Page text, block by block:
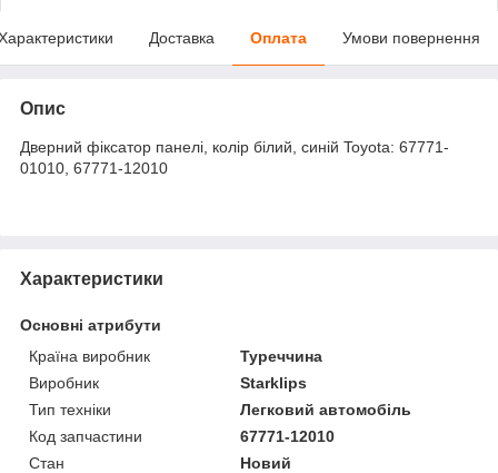
Доставка Оплата Умови повернення
Опис
Дверний фіксатор панелі, колір білий, синій Toyota: 67771-
01010, 67771-12010
Характеристики
Основні атрибути
Країна виробник
Туреччина
Виробник
Starklips
Тип техніки
Легковий автомобіль
Код запчастини
67771-12010
Стан
Новий